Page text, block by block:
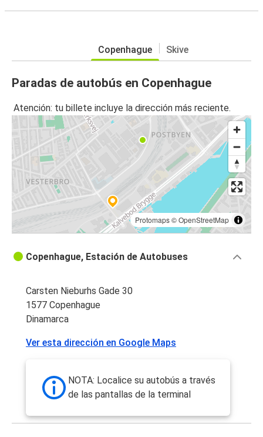
Copenhague Skive
Paradas de autobús en Copenhague
Atención: tu billete incluye la dirección más reciente.
Protomaps©OpenStreetMap
Copenhague, Estación de Autobuses
Carsten Nieburhs Gade 30
1577 Copenhague
Dinamarca
Ver esta dirección en Google Maps
NOTA: Localice su autobús a través
de las pantallas de la terminal